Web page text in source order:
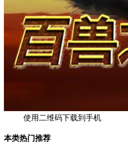
使用二维码下载到手机
本类热门推荐